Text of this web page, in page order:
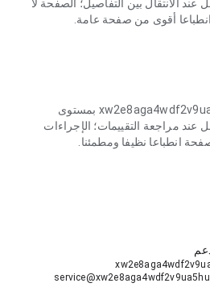
الانتقال بين التفاصيل؛ الصفحة لا
أقوى من صفحة عامة.
يظهر xw2e8aga4wdf2v9ua5hunzumn9rgskwb بمستوى
مراجعة التقييمات؛ الإجراءات
انطباعا نظيفا ومطمئنا.